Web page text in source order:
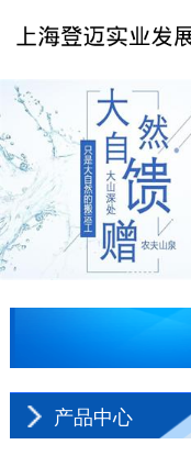
产品中心